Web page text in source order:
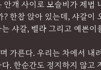
안개 사이로 보슬비가 제법
한참 앉아 있는데, 샤갈이
샤갈, 벨라 그리고 예쁜이
가른다. 우리는 차에서 내
. 한순간도 정지하지 않고